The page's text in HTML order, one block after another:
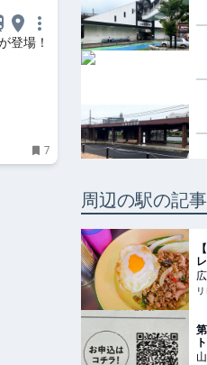
登場！
7
周辺の駅の記事
伯